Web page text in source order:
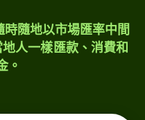
隨地以市場匯率中間
人一樣匯款、消費和
。